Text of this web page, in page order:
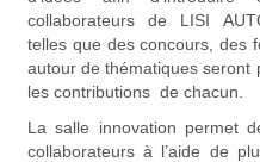
collaborateurs de LISI
telles que des concours, des
autour de thématiques seront
les contributions de chacun.
La salle innovation permet
collaborateurs à l’aide de